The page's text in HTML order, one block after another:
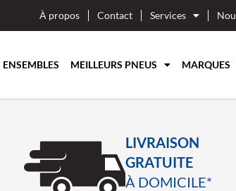
À propos Contact Services
ENSEMBLES MEILLEURS PNEUS MARQUES
LIVRAISON
GRATUITE
À DOMICILE*